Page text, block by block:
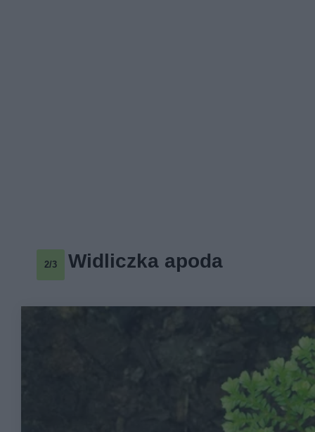
2/3 Widliczka apoda